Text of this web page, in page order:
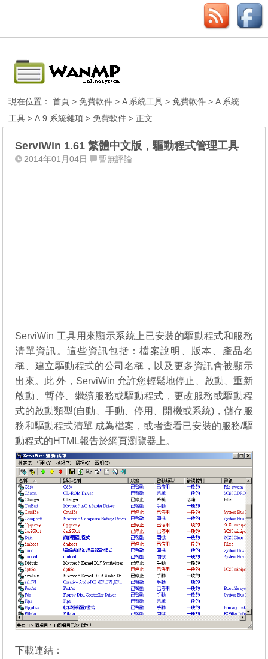
現在位置：首頁 >免費軟件 >A 系統工具 >免費軟件 >A 系統
工具 >A.9 系統雜項 >免費軟件 > 正文
ServiWin 1.61 繁體中文版，驅動程式管理工具
2014年01月04日 暫無評論
ServiWin 工具用來顯示系統上已安裝的驅動程式和服務
清單資訊。這些資訊包括：檔案說明、版本、產品名
稱、建立驅動程式的公司名稱，以及更多資訊會被顯示
出來。此 外，ServiWin 允許您輕鬆地停止、啟動、重新
啟動、暫停、繼續服務或驅動程式，更改服務或驅動程
式的啟動類型(自動、手動、停用、開機或系統)，儲存服
務和驅動程式清單 成為檔案，或者查看已安裝的服務/驅
動程式的HTML報告於網頁瀏覽器上。
下載連結：